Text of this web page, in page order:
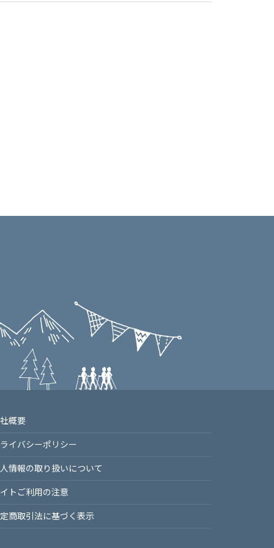
概要
イバシーポリシー
情報の取り扱いについて
トご利⽤の注意
商取引法に基づく表⽰